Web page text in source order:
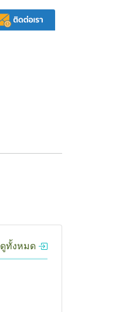
ดูทั้งหมด